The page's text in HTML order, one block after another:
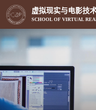
虚拟现实与电影技
SCHOOL OF VIRTUAL